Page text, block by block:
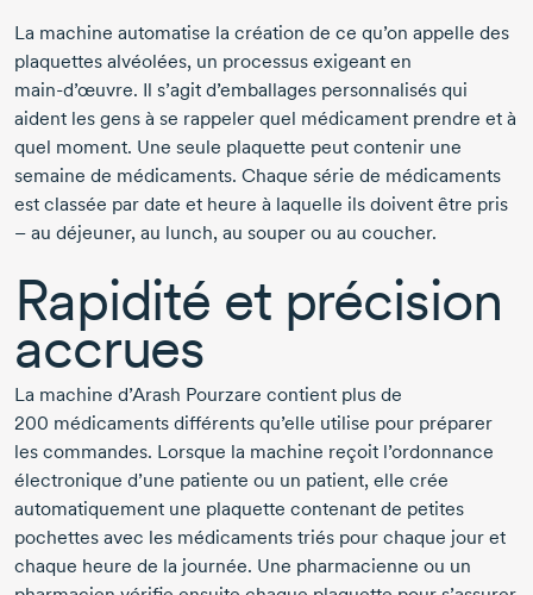
La machine automatise la création de ce qu’on appelle des
plaquettes alvéolées, un processus exigeant en
main-d’œuvre. Il s’agit d’emballages personnalisés qui
aident les gens à se rappeler quel médicament prendre et à
quel moment. Une seule plaquette peut contenir une
semaine de médicaments. Chaque série de médicaments
est classée par date et heure à laquelle ils doivent être pris
– au déjeuner, au lunch, au souper ou au coucher.
Rapidité et précision
accrues
La machine d’Arash Pourzare contient plus de
200 médicaments différents qu’elle utilise pour préparer
les commandes. Lorsque la machine reçoit l’ordonnance
électronique d’une patiente ou un patient, elle crée
automatiquement une plaquette contenant de petites
pochettes avec les médicaments triés pour chaque jour et
chaque heure de la journée. Une pharmacienne ou un